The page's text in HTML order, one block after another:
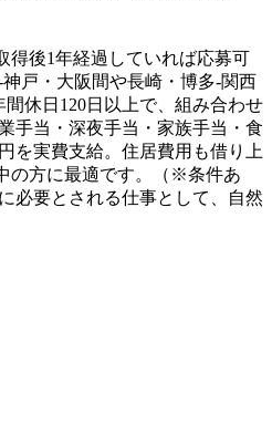
得後1年経過していれば応募可
戸・大阪間や長崎・博多-関西
休日120日以上で、組み合わせ
手当・深夜手当・家族手当・食
を実費支給。住居費用も借り上
の方に最適です。（※条件あ
必要とされる仕事として、自然